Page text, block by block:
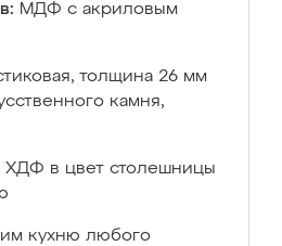
МДФ с акриловым
толщина 26 мм
камня,
ХДФ в цвет столешницы
кухню любого